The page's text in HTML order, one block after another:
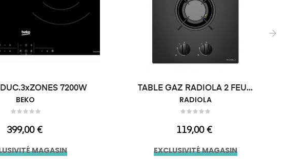
7200W
BEKO
Prix
399,00 €
MAGASIN
TABLE GAZ RADIOLA 2 FEU...
RADIOLA
Prix
119,00 €
EXCLUSIVITÉ MAGASIN